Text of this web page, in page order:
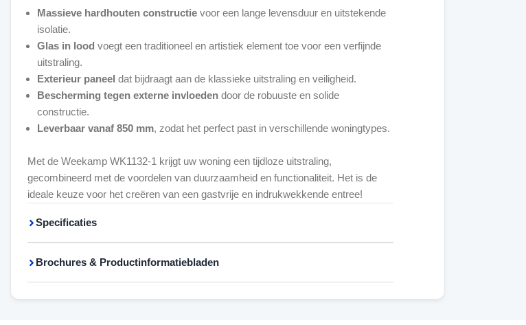
Massieve hardhouten constructie voor een lange levensduur en uitstekende
isolatie.
Glas in lood voegt een traditioneel en artistiek element toe voor een verfijnde
uitstraling.
Exterieur paneel dat bijdraagt aan de klassieke uitstraling en veiligheid.
Bescherming tegen externe invloeden door de robuuste en solide
constructie.
Leverbaar vanaf 850 mm, zodat het perfect past in verschillende woningtypes.
Met de Weekamp WK1132-1 krijgt uw woning een tijdloze uitstraling,
gecombineerd met de voordelen van duurzaamheid en functionaliteit. Het is de
ideale keuze voor het creëren van een gastvrije en indrukwekkende entree!
Specificaties
Brochures & Productinformatiebladen